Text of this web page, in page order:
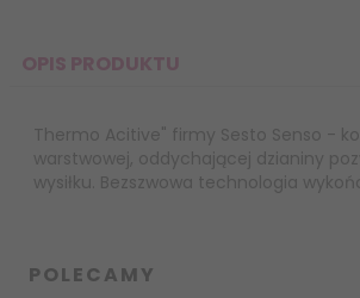
OPIS PRODUKTU
Thermo Acitive" firmy Sesto Senso -
warstwowej, oddychającej dzianiny
wysiłku. Bezszwowa technologia
POLECAMY